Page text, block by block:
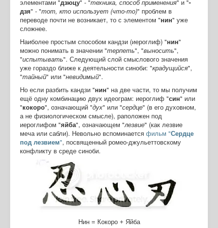
элементами "дзюцу" - "техника, способ применения" и "-
дзя" - "тот, кто использует (что-то)" проблем в
переводе почти не возникает, то с элементом "нин" уже
сложнее.
Наиболее простым способом кандзи (иероглиф) "нин"
можно понимать в значении "терпеть", "выносить",
"испытывать". Следующий слой смыслового значения
уже гораздо ближе к деятельности синоби: "крадущийся",
"тайный" или "невидимый".
Но если разбить кандзи "нин" на две части, то мы получим
ещё одну комбинацию двух идеограм: иероглиф "син" или
"кокоро", означающий "дух" или "сердце" (в его духовном,
а не физиологическом смысле), раположен под
иероглифом "яйба", означающем "лезвие" (как лезвие
меча или сабли). Невольно вспоминается фильм "Сердце
под лезвием", посвященный ромео-джульеттовскому
конфликту в среде синоби.
Нин = Кокоро + Яйба